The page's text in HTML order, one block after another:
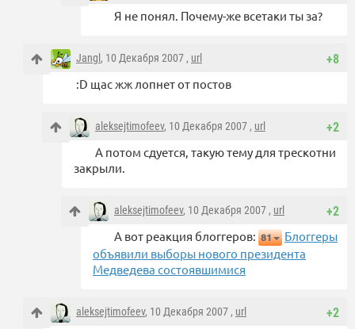
Я не понял. Почему-же всетаки ты за?
+8
Jangl , 10 Декабря 2007 , url
:D щас жж лопнет от постов
+2
aleksejtimofeev, 10 Декабря 2007 , url
А потом сдуется, такую тему для трескотни
закрыли.
+2
aleksejtimofeev, 10 Декабря 2007 , url
А вот реакция блоггеров: 81
Блоггеры
объявили выборы нового президента
Медведева состоявшимися
+2
aleksejtimofeev, 10 Декабря 2007 , url